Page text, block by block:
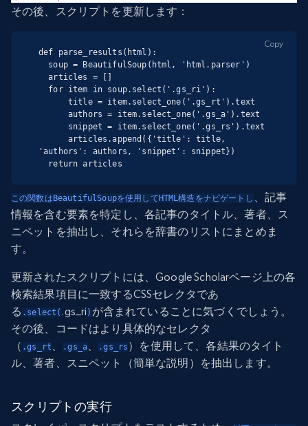
その後、スクリプトを更新します：
def parse_results(html):
  articles = []
'authors': authors, 'snippet': snippet})
  return articles
Copy
この関数はBeautifulSoupを使用してHTML構造をナビゲートし 、記事
情報を含む要素を特定し、各記事のタイトル、著者、ス
ニペットを抽出し、それらを辞書のリストにまとめま
す。
更新されたスクリプトには、Google Scholarページ上の各
検索結果項目に一致するCSSセレクタであ
る .select( .gs_ri ) が含まれていることに気づくでしょう。
その後、コードはより具体的なセレクタ
（ .gs_rt 、 .gs_a、 .gs_rs ）を使用して、各結果のタイト
ル、著者、スニペット（簡単な説明）を抽出します。
スクリプトの実行